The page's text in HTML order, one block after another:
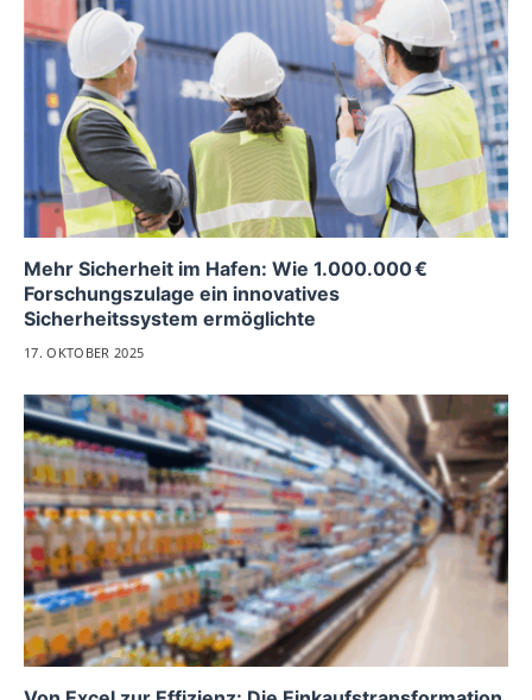
Mehr Sicherheit im Hafen: Wie 1.000.000 €
Forschungszulage ein innovatives
Sicherheitssystem ermöglichte
17. OKTOBER 2025